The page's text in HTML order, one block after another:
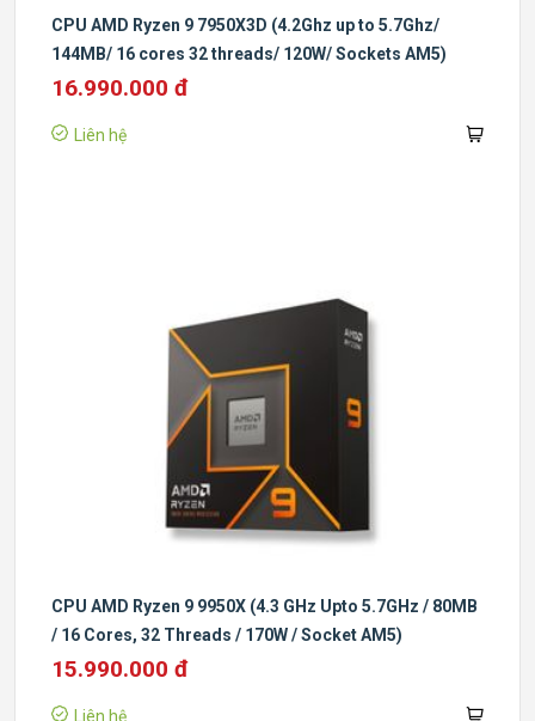
CPU AMD Ryzen 9 7950X3D (4.2Ghz up to 5.7Ghz/
144MB/ 16 cores 32 threads/ 120W/ Sockets AM5)
16.990.000 đ
Liên hệ
CPU AMD Ryzen 9 9950X (4.3 GHz Upto 5.7GHz / 80MB
/ 16 Cores, 32 Threads / 170W / Socket AM5)
15.990.000 đ
Liên hệ